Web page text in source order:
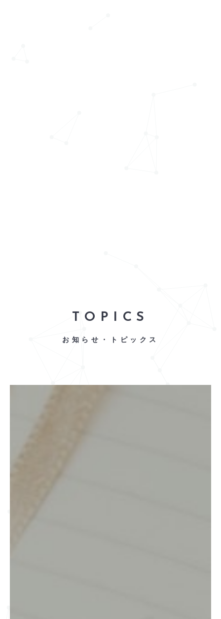
TOPICS
お知らせ・トピックス